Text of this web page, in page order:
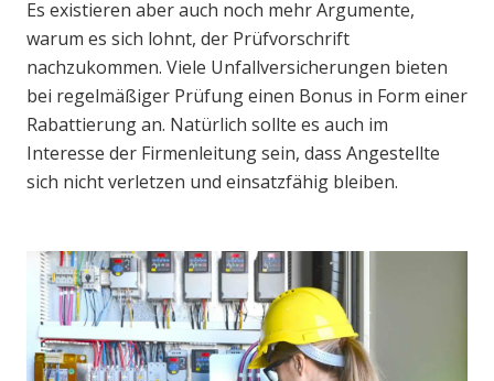
Es existieren aber auch noch mehr Argumente,
warum es sich lohnt, der Prüfvorschrift
nachzukommen. Viele Unfallversicherungen bieten
bei regelmäßiger Prüfung einen Bonus in Form einer
Rabattierung an. Natürlich sollte es auch im
Interesse der Firmenleitung sein, dass Angestellte
sich nicht verletzen und einsatzfähig bleiben.